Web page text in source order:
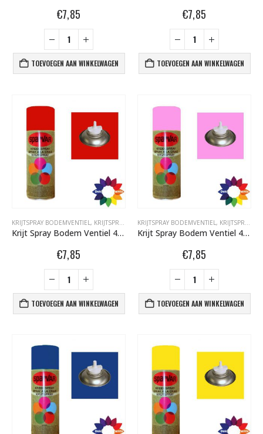
€7,85
TOEVOEGEN AAN WINKELWAGEN
€7,85
TOEVOEGEN AAN WINKELWAGEN
KRIJTSPRAY BODEMVENTIEL, KRIJTSPRAY BODEMVENTIEL 400 ML ,SPARVAR GRAFFITI
Krijt Spray Bodem Ventiel 400ml aFluor Rood 6001029
€7,85
TOEVOEGEN AAN WINKELWAGEN
KRIJTSPRAY BODEMVENTIEL, KRIJTSPRAY BODEMVENTIEL 400 ML
Krijt Spray Bodem Ventiel 400ml aFluor Roze 6000985
€7,85
TOEVOEGEN AAN WINKELWAGEN
€2,23